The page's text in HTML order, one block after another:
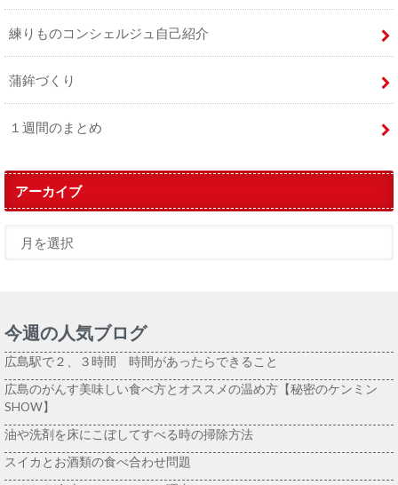
練りものコンシェルジュ自己紹介
蒲鉾づくり
１週間のまとめ
アーカイブ
今週の人気ブログ
広島駅で２、３時間 時間があったらできること
広島のがんす美味しい食べ方とオススメの温め方【秘密のケンミン
SHOW】
油や洗剤を床にこぼしてすべる時の掃除方法
スイカとお酒類の食べ合わせ問題